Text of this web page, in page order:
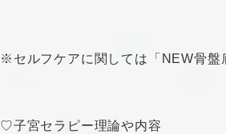
※セルフケアに関しては「NEW骨
♡子宮セラピー理論や内容